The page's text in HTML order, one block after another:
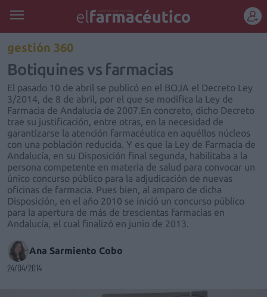
gestión 360
Botiquines vs farmacias
El pasado 10 de abril se publicó en el BOJA el Decreto Ley
3/2014, de 8 de abril, por el que se modifica la Ley de
Farmacia de Andalucía de 2007.En concreto, dicho Decreto
trae su justificación, entre otras, en la necesidad de
garantizarse la atención farmacéutica en aquéllos núcleos
con una población reducida. Y es que la Ley de Farmacia de
Andalucía, en su Disposición final segunda, habilitaba a la
persona competente en materia de salud para convocar un
único concurso público para la adjudicación de nuevas
oficinas de farmacia. Pues bien, al amparo de dicha
Disposición, en el año 2010 se inició un concurso público
para la apertura de más de trescientas farmacias en
Andalucía, el cual finalizó en junio de 2013.
Ana Sarmiento Cobo
24/04/2014